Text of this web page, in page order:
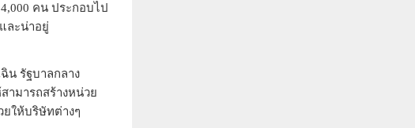
คน ประกอบไป
ละน่าอยู่
น รัฐบาลกลาง
ามารถสร้างหน่วย
ให้บริษัทต่างๆ